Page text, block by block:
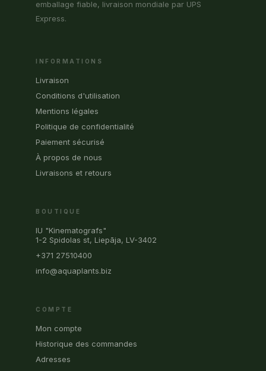
emballage fiable, livraison mondiale par UPS
Express.
INFORMATIONS
Livraison
Conditions d'utilisation
Mentions légales
Politique de confidentialité
Paiement sécurisé
À propos de nous
Livraisons et retours
BOUTIQUE
IU "Kinematografs"
1-2 Spidolas st, Liepāja, LV-3402
+371 27510400
info@aquaplants.biz
COMPTE
Mon compte
Historique des commandes
Adresses